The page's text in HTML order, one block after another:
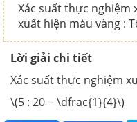
Xác suất thực nghiệm
xuất hiện màu vàng :
Lời giải chi tiết
Xác suất thực nghiệm
\(5 : 20 = \dfrac{1}{4}\)